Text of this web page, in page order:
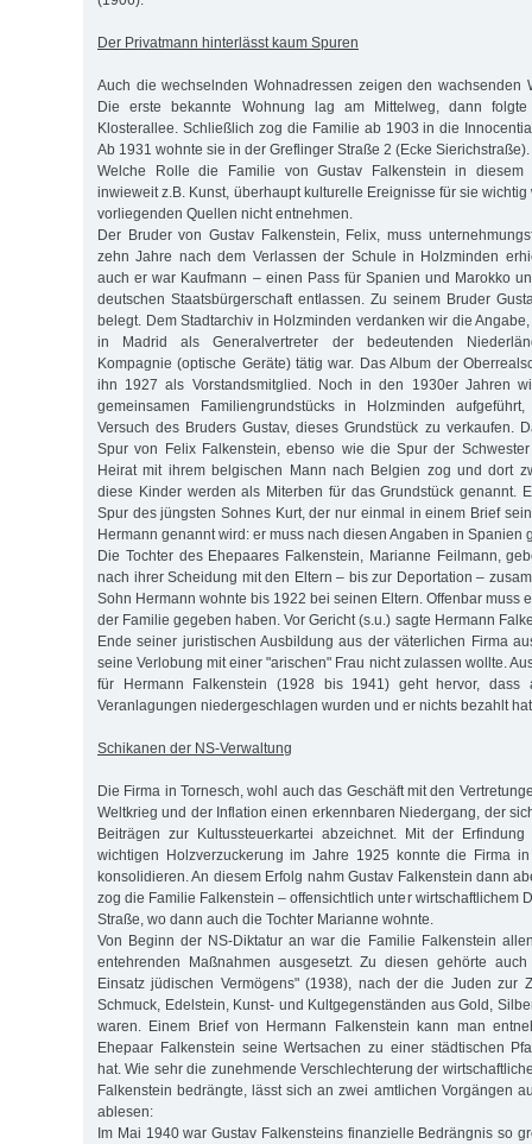
Der Privatmann hinterlässt kaum Spuren
Auch die wechselnden Wohnadressen zeigen den wachsenden
Die erste bekannte Wohnung lag am Mittelweg, dann
Klosterallee. Schließlich zog die Familie ab 1903 in die
Ab 1931 wohnte sie in der Greflinger Straße 2 (Ecke Sierichstraße).
Welche Rolle die Familie von Gustav Falkenstein in diesem
inwieweit z.B. Kunst, überhaupt kulturelle Ereignisse für sie
vorliegenden Quellen nicht entnehmen.
Der Bruder von Gustav Falkenstein, Felix, muss
zehn Jahre nach dem Verlassen der Schule in Holzminden
auch er war Kaufmann – einen Pass für Spanien und Marokko
deutschen Staatsbürgerschaft entlassen. Zu seinem Bruder
belegt. Dem Stadtarchiv in Holzminden verdanken wir die
in Madrid als Generalvertreter der bedeutenden
Kompagnie (optische Geräte) tätig war. Das Album der
ihn 1927 als Vorstandsmitglied. Noch in den 1930er Jahren
gemeinsamen Familiengrundstücks in Holzminden
Versuch des Bruders Gustav, dieses Grundstück zu verkaufen.
Spur von Felix Falkenstein, ebenso wie die Spur der
Heirat mit ihrem belgischen Mann nach Belgien zog und dort
diese Kinder werden als Miterben für das Grundstück genannt.
Spur des jüngsten Sohnes Kurt, der nur einmal in einem Brief
Hermann genannt wird: er muss nach diesen Angaben in Spanien
Die Tochter des Ehepaares Falkenstein, Marianne Feilmann,
nach ihrer Scheidung mit den Eltern – bis zur Deportation –
Sohn Hermann wohnte bis 1922 bei seinen Eltern. Offenbar muss
der Familie gegeben haben. Vor Gericht (s.u.) sagte Hermann
Ende seiner juristischen Ausbildung aus der väterlichen Firma
seine Verlobung mit einer "arischen" Frau nicht zulassen wollte.
für Hermann Falkenstein (1928 bis 1941) geht hervor, dass
Veranlagungen niedergeschlagen wurden und er nichts bezahlt
Schikanen der NS-Verwaltung
Die Firma in Tornesch, wohl auch das Geschäft mit den
Weltkrieg und der Inflation einen erkennbaren Niedergang, der
Beiträgen zur Kultussteuerkartei abzeichnet. Mit der Erfindung
wichtigen Holzverzuckerung im Jahre 1925 konnte die Firma
konsolidieren. An diesem Erfolg nahm Gustav Falkenstein dann
zog die Familie Falkenstein – offensichtlich unter wirtschaftlichem
Straße, wo dann auch die Tochter Marianne wohnte.
Von Beginn der NS-Diktatur an war die Familie Falkenstein
entehrenden Maßnahmen ausgesetzt. Zu diesen gehörte
Einsatz jüdischen Vermögens" (1938), nach der die Juden zur
Schmuck, Edelstein, Kunst- und Kultgegenständen aus Gold,
waren. Einem Brief von Hermann Falkenstein kann man
Ehepaar Falkenstein seine Wertsachen zu einer städtischen
hat. Wie sehr die zunehmende Verschlechterung der
Falkenstein bedrängte, lässt sich an zwei amtlichen Vorgängen
ablesen:
Im Mai 1940 war Gustav Falkensteins finanzielle Bedrängnis so